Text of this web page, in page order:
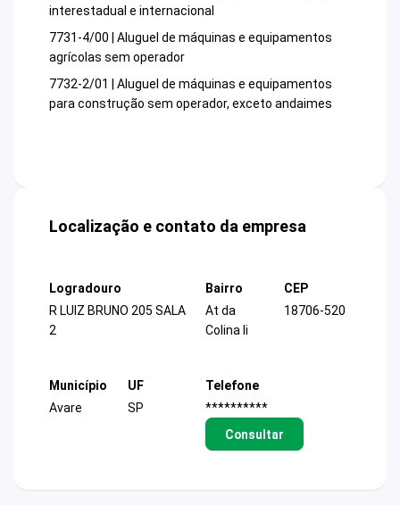
interestadual e internacional
7731-4/00 | Aluguel de máquinas e equipamentos
agrícolas sem operador
7732-2/01 | Aluguel de máquinas e equipamentos
para construção sem operador, exceto andaimes
Localização e contato da empresa
Logradouro
R LUIZ BRUNO 205 SALA
2
Bairro
At da
Colina Ii
CEP
18706-520
Município
Avare
UF
SP
Telefone
**********
Consultar